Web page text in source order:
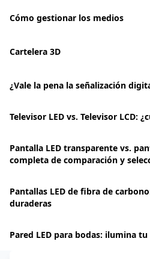
Cómo gestionar los medios
Cartelera 3D
¿Vale la pena la señalización
Televisor LED vs. Televisor LCD:
Pantalla LED transparente vs.
completa de comparación y
Pantallas LED de fibra de
duraderas
Pared LED para bodas: ilumina